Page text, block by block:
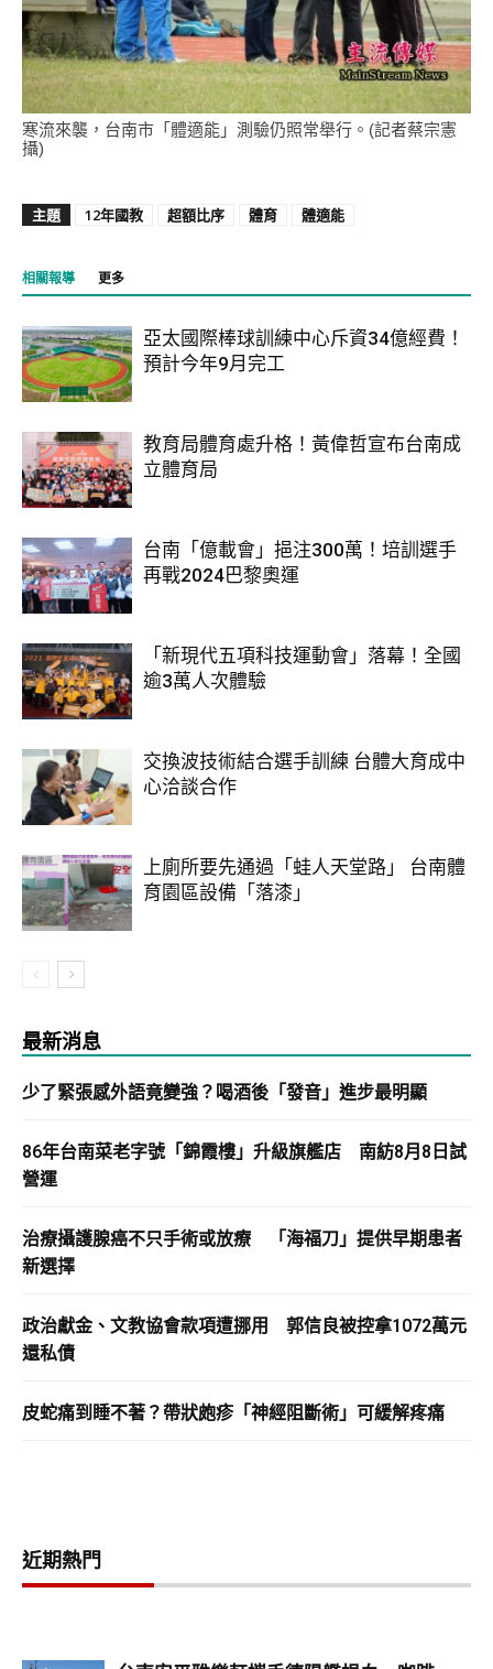
寒流來襲，台南市「體適能」測驗仍照常舉行。(記者蔡宗憲
攝)
主題 12年國教 超額比序 體育 體適能
相關報導 更多
亞太國際棒球訓練中心斥資34億經費！
預計今年9月完工
教育局體育處升格！黃偉哲宣布台南成
立體育局
台南「億載會」挹注300萬！培訓選手
再戰2024巴黎奧運
「新現代五項科技運動會」落幕！全國
逾3萬人次體驗
交換波技術結合選手訓練 台體大育成中
心洽談合作
上廁所要先通過「蛙人天堂路」 台南體
育園區設備「落漆」
最新消息
少了緊張感外語竟變強？喝酒後「發音」進步最明顯
86年台南菜老字號「錦霞樓」升級旗艦店 南紡8月8日試
營運
治療攝護腺癌不只手術或放療 「海福刀」提供早期患者
新選擇
政治獻金、文教協會款項遭挪用 郭信良被控拿1072萬元
還私債
皮蛇痛到睡不著？帶狀皰疹「神經阻斷術」可緩解疼痛
近期熱門